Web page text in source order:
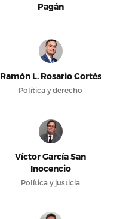
Pagán
Ramón L. Rosario Cortés
Política y derecho
Víctor García San
Inocencio
Política y justicia